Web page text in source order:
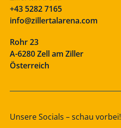
+43 5282 7165
info@zillertalarena.com
Rohr 23
A-6280 Zell am Ziller
Österreich
Unsere Socials – schau vorbei!